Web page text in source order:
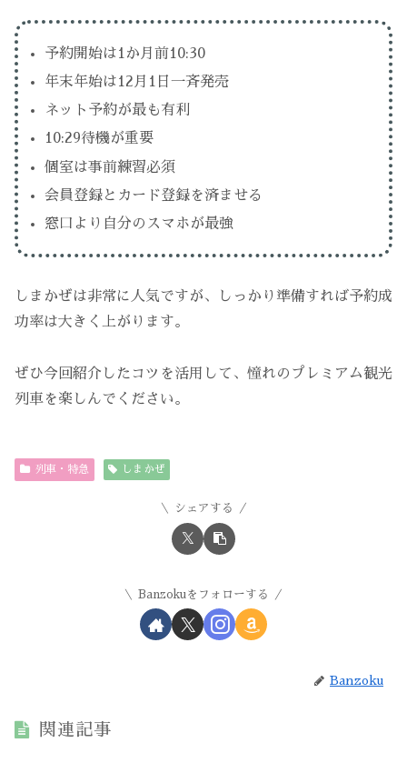
予約開始は1か月前10:30
年末年始は12月1日一斉発売
ネット予約が最も有利
10:29待機が重要
個室は事前練習必須
会員登録とカード登録を済ませる
窓口より自分のスマホが最強
しまかぜは非常に人気ですが、しっかり準備すれば予約成
功率は大きく上がります。
ぜひ今回紹介したコツを活用して、憧れのプレミアム観光
列車を楽しんでください。
列車・特急 しまかぜ
シェアする
Banzokuをフォローする
Banzoku
関連記事